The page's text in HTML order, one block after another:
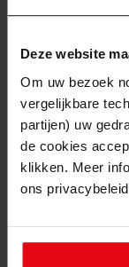
Deze website
Om uw bezoek
vergelijkbare
partijen) uw
de cookies
klikken. Meer
ons privacybeleid